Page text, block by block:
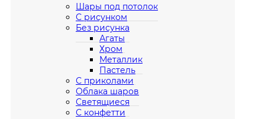
Шары под потолок
С рисунком
Без рисунка
Агаты
Хром
Металлик
Пастель
С приколами
Облака шаров
Светящиеся
С конфетти